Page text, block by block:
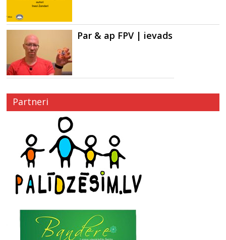
Par & ap FPV | ievads
Partneri